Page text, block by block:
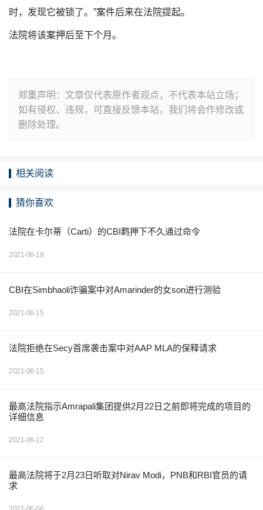
时，发现它被锁了。”案件后来在法院提起。
法院将该案押后至下个月。
郑重声明：文章仅代表原作者观点，不代表本站立场；
如有侵权、违规，可直接反馈本站，我们将会作修改或
删除处理。
相关阅读
猜你喜欢
法院在卡尔蒂（Carti）的CBI羁押下不久通过命令
2021-06-18
CBI在Simbhaoli诈骗案中对Amarinder的女son进行测验
2021-06-15
法院拒绝在Secy首席袭击案中对AAP MLA的保释请求
2021-06-15
最高法院指示Amrapali集团提供2月22日之前即将完成的项目的
详细信息
2021-06-12
最高法院将于2月23日听取对Nirav Modi，PNB和RBI官员的请
求